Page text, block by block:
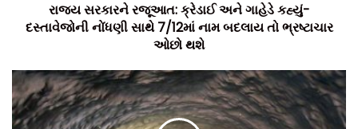
રાજ્ય સરકારને રજૂઆત: ક્રેડાઈ અને ગાહેડે કહ્યું-
દસ્તાવેજોની નોંધણી સાથે 7/12માં નામ બદલાય તો ભ્રષ્ટાચાર
ઓછો થશે